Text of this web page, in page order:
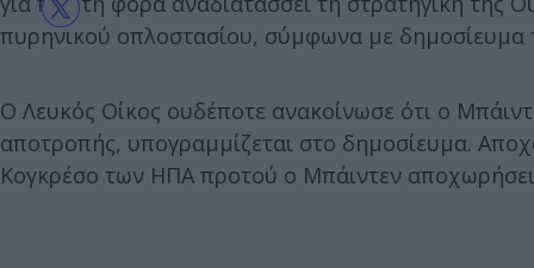
πυρηνικού οπλοστασίου, σύμφωνα με δημοσίευμα
Ο Λευκός Οίκος ουδέποτε ανακοίνωσε ότι ο
αποτροπής, υπογραμμίζεται στο δημοσίευμα.
Κογκρέσο των ΗΠΑ προτού ο Μπάιντεν